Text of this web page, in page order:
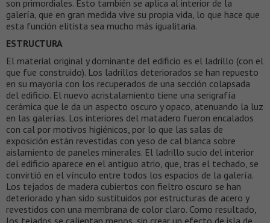
son primordiales. Esto también se aplica al interior de la
galería, que en gran medida vive su propia vida, lo que hace que
esta función elitista sea mucho más igualitaria.
ESTRUCTURA
El material original y dominante del edificio es el ladrillo (con el
que fue construido). Los ladrillos deteriorados se han repuesto
en su mayoría con los recuperados de una sección colapsada
del edificio. El nuevo acristalamiento tiene una serigrafía
cerámica que le da un aspecto oscuro y opaco, atenuando la luz
en las galerías. Los interiores del matadero fueron encalados
con cal por motivos higiénicos, por lo que las salas de
exposición están revestidas con yeso de cal blanca sobre
aislamiento de paneles minerales. El ladrillo sucio del interior
del edificio aparece en el antiguo atrio, que, tras el techado, se
convirtió en el vínculo entre todos los espacios de la galería.
Los tejados de madera cubiertos con fieltro oscuro se han
deteriorado y han sido sustituidos por estructuras de acero y
revestidos con una membrana de color claro. Como resultado,
los tejados se calientan menos, sin crear un efecto de isla de